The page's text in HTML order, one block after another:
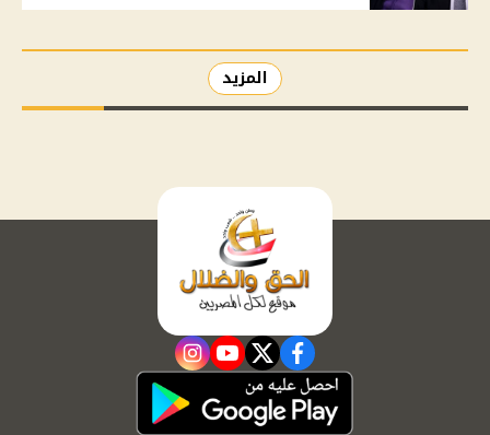
المزيد
facebook
twitter
youtube
instagram